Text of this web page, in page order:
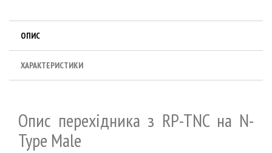
ОПИС
ХАРАКТЕРИСТИКИ
Опис перехідника з RP-TNC на N-
Type Male